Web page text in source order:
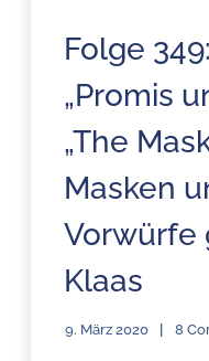
Folge
„Promis
„The
Masken
Vorwürfe
Klaas
9. März 2020 8